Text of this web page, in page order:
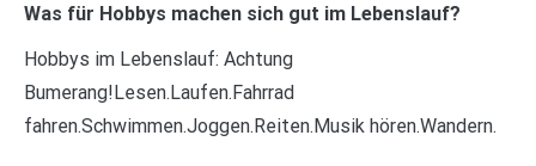
Was für Hobbys machen sich gut im Lebenslauf?
Hobbys im Lebenslauf: Achtung
Bumerang!Lesen.Laufen.Fahrrad
fahren.Schwimmen.Joggen.Reiten.Musik hören.Wandern.